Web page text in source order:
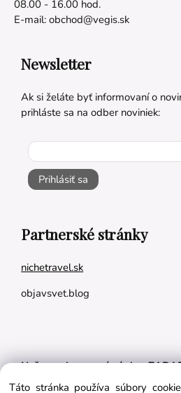
08.00 - 16.00 hod.
E-mail: obchod@vegis.sk
Newsletter
Ak si želáte byť informovaní o
prihláste sa na odber noviniek:
Prihlásiť sa
Partnerské stránky
nichetravel.sk
objavsvet.blog
Naše appky pre vás úplne
Táto stránka používa súbory